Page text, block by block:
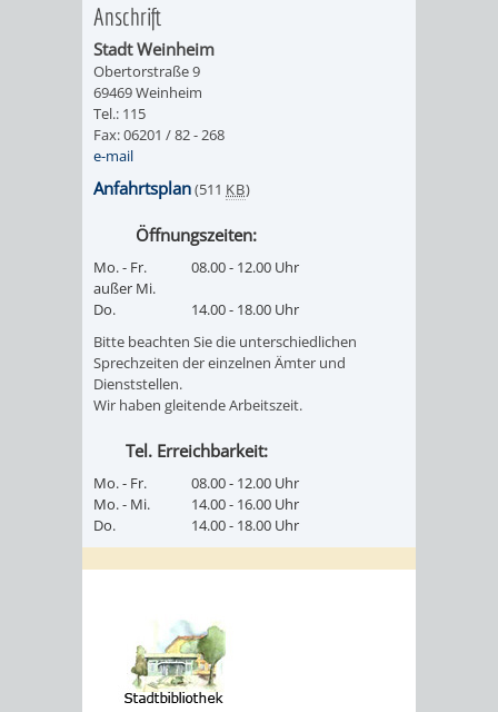
BÜRGERSAAL
IM
ALTEN
RATHAUS
Anschrift
Stadt Weinheim
Obertorstraße 9
69469 Weinheim
Tel.: 115
Fax: 06201 / 82 - 268
e-mail
Anfahrtsplan(511 KB)
Öffnungszeiten:
Mo. - Fr.
außer Mi.
08.00 - 12.00 Uhr
Do.
14.00 - 18.00 Uhr
Bitte beachten Sie die unterschiedlichen
Sprechzeiten der einzelnen Ämter und
Dienststellen.
Wir haben gleitende Arbeitszeit.
Tel. Erreichbarkeit:
Mo. - Fr.
08.00 - 12.00 Uhr
Mo. - Mi.
14.00 - 16.00 Uhr
Do.
14.00 - 18.00 Uhr